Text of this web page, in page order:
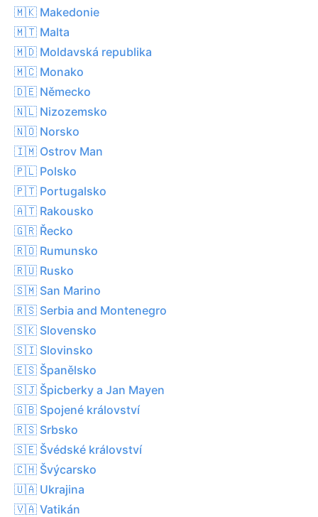
🇲🇰 Makedonie
🇲🇹 Malta
🇲🇩 Moldavská republika
🇲🇨 Monako
🇩🇪 Německo
🇳🇱 Nizozemsko
🇳🇴 Norsko
🇮🇲 Ostrov Man
🇵🇱 Polsko
🇵🇹 Portugalsko
🇦🇹 Rakousko
🇬🇷 Řecko
🇷🇴 Rumunsko
🇷🇺 Rusko
🇸🇲 San Marino
🇷🇸 Serbia and Montenegro
🇸🇰 Slovensko
🇸🇮 Slovinsko
🇪🇸 Španělsko
🇸🇯 Špicberky a Jan Mayen
🇬🇧 Spojené království
🇷🇸 Srbsko
🇸🇪 Švédské království
🇨🇭 Švýcarsko
🇺🇦 Ukrajina
🇻🇦 Vatikán